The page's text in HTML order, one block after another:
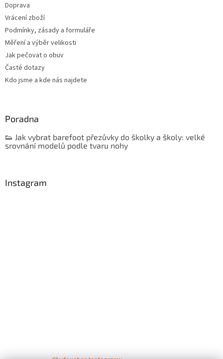
Doprava
Vrácení zboží
Podmínky, zásady a formuláře
Měření a výběr velikosti
Jak pečovat o obuv
Časté dotazy
Kdo jsme a kde nás najdete
Poradna
👟 Jak vybrat barefoot přezůvky do školky a školy: velké
srovnání modelů podle tvaru nohy
Instagram